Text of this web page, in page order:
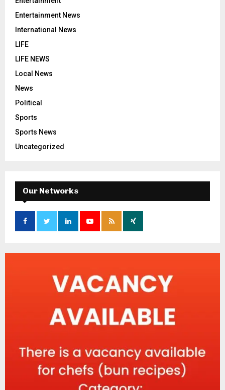
Entertainment News
International News
LIFE
LIFE NEWS
Local News
News
Political
Sports
Sports News
Uncategorized
Our Networks